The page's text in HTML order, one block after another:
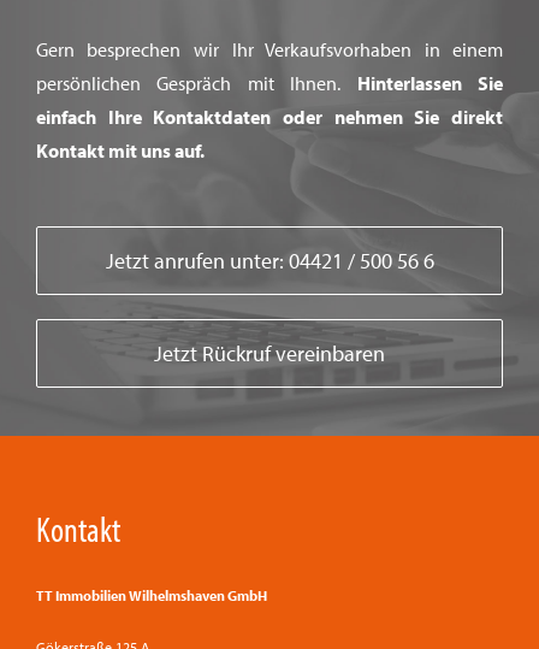
Gern besprechen wir Ihr Verkaufsvorhaben in einem
persönlichen Gespräch mit Ihnen. Hinterlassen Sie
einfach Ihre Kontaktdaten oder nehmen Sie direkt
Kontakt mit uns auf.
Jetzt anrufen unter: 04421 / 500 56 6
Jetzt Rückruf vereinbaren
Kontakt
TT Immobilien Wilhelmshaven GmbH